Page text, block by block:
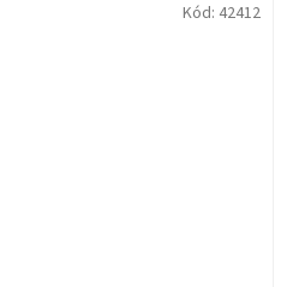
Kód: 42412